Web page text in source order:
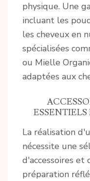
physique. Une
incluant les
les cheveux en
spécialisées
ou Mielle
adaptées aux
La réalisation
nécessite une
d'accessoires et
préparation